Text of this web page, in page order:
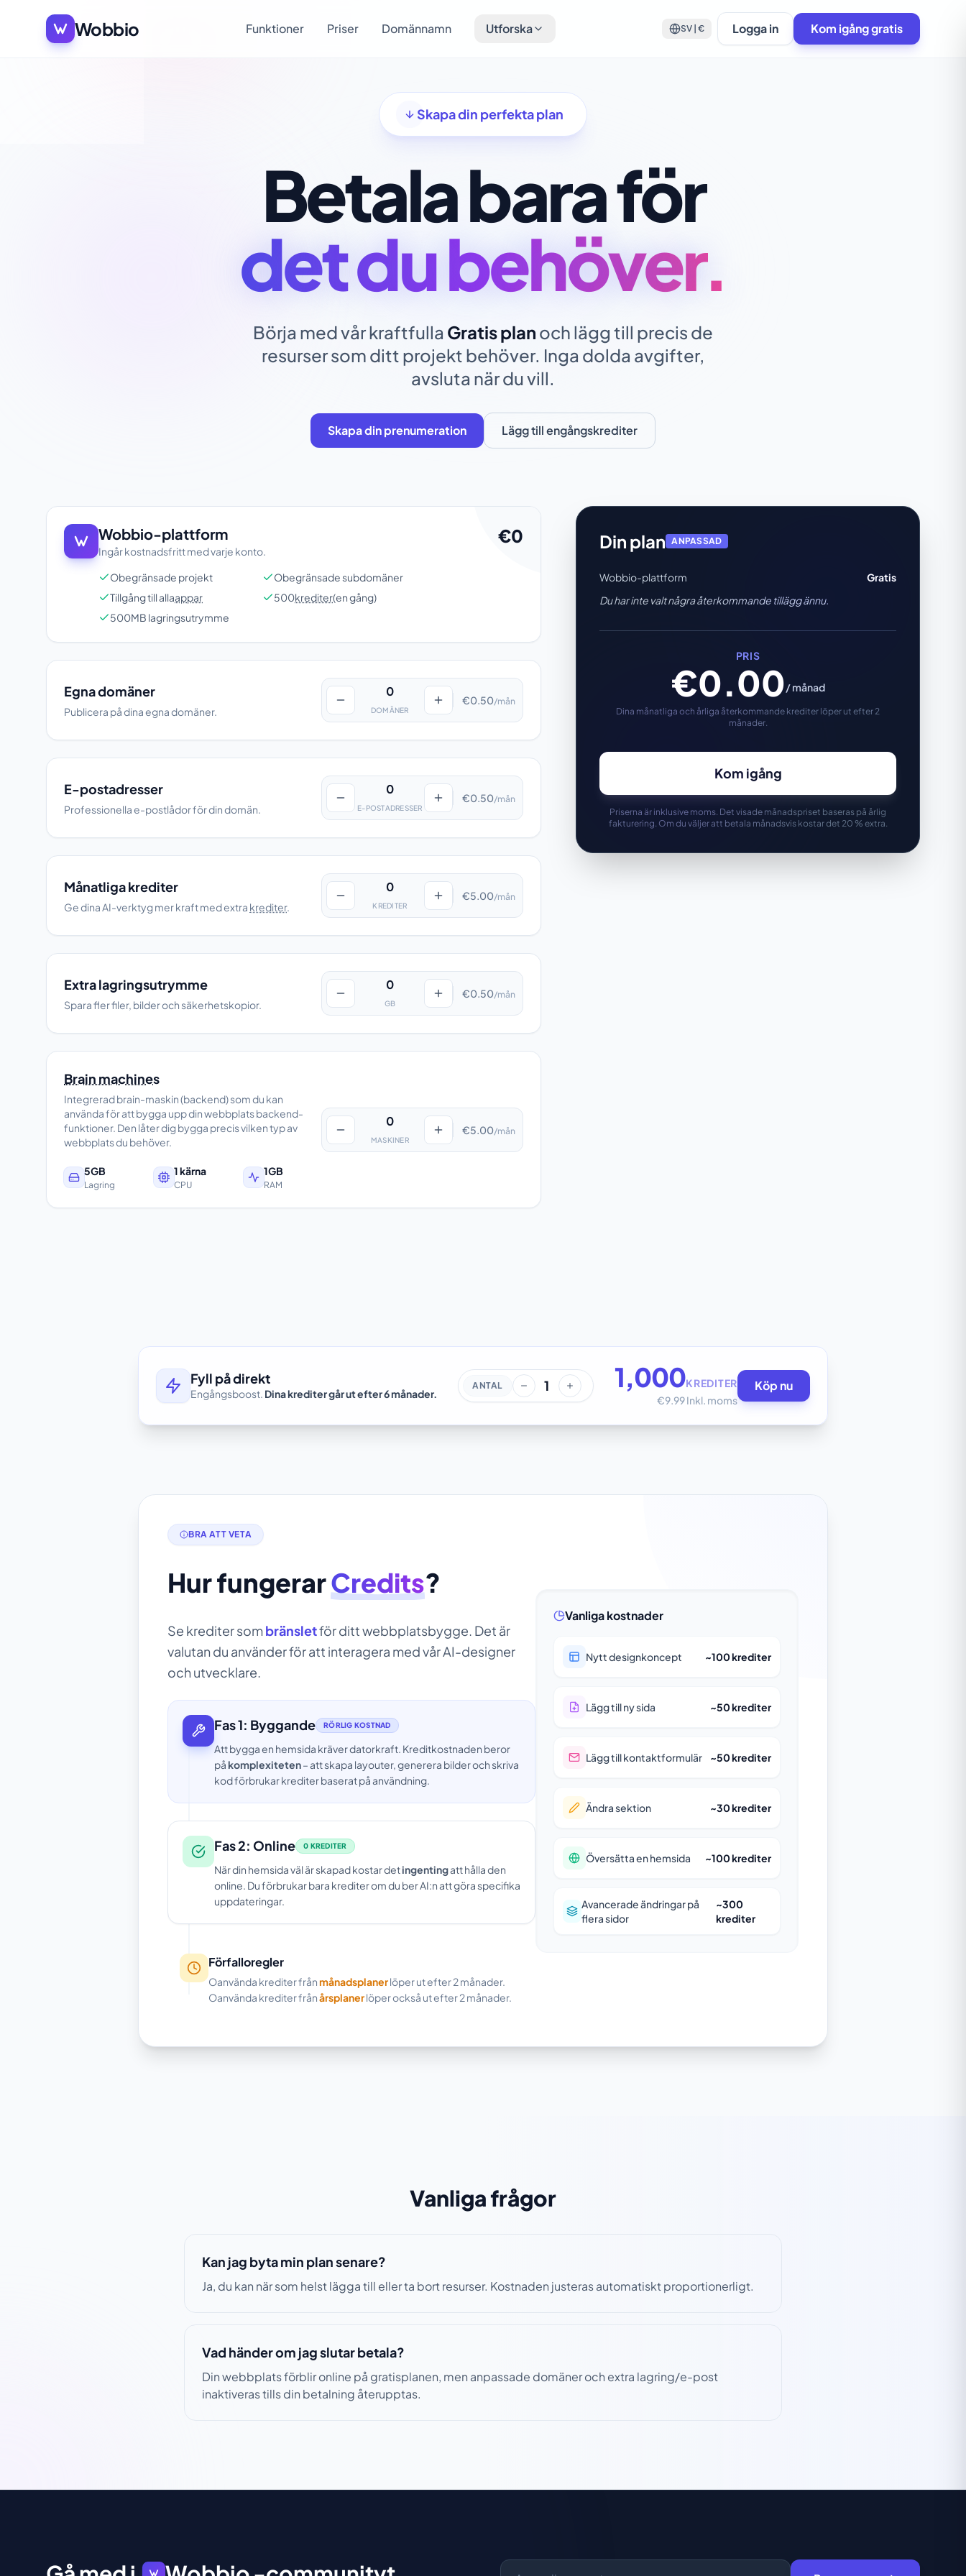
Wobbio Funktioner Priser Domännamn Utforska SV | € Logga in Kom igång gratis
Skapa din perfekta plan
Betala bara för
det du behöver.
Börja med vår kraftfulla Gratis plan och lägg till precis de
resurser som ditt projekt behöver. Inga dolda avgifter,
avsluta när du vill.
Skapa din prenumeration Lägg till engångskrediter
Wobbio-plattform
Ingår kostnadsfritt med varje konto.
Obegränsade projekt
Obegränsade subdomäner
Tillgång till allaappar 500krediter(en gång)
500MB lagringsutrymme
€0
Egna domäner
Publicera på dina egna domäner.
0
DOMÄNER
€0.50/mån
E-postadresser
Professionella e-postlådor för din domän.
0
E-POSTADRESSER
€0.50/mån
Månatliga krediter
Ge dina AI-verktyg mer kraft med extra krediter.
0
KREDITER
€5.00/mån
Extra lagringsutrymme
Spara fler filer, bilder och säkerhetskopior.
0
GB
€0.50/mån
Brain machines
Integrerad brain-maskin (backend) som du kan
använda för att bygga upp din webbplats backend-
funktioner. Den låter dig bygga precis vilken typ av
webbplats du behöver.
5GB
Lagring
1 kärna
CPU
1GB
RAM
0
MASKINER
€5.00/mån
Din plan ANPASSAD
Wobbio-plattform
Gratis
Du har inte valt några återkommande tillägg ännu.
PRIS
€0.00/ månad
Dina månatliga och årliga återkommande krediter löper ut efter 2
månader.
Kom igång
Priserna är inklusive moms. Det visade månadspriset baseras på årlig
fakturering. Om du väljer att betala månadsvis kostar det 20 % extra.
Fyll på direkt
Engångsboost. Dina krediter går ut efter 6 månader.
ANTAL 1 1,000KREDITER
€9.99 Inkl. moms
Köp nu
BRA ATT VETA
Hur fungerarCredits?
Se krediter sombränsletför ditt webbplatsbygge. Det är
valutan du använder för att interagera med vår AI-designer
och utvecklare.
Fas 1: Byggande RÖRLIG KOSTNAD
Att bygga en hemsida kräver datorkraft. Kreditkostnaden beror
påkomplexiteten– att skapa layouter, generera bilder och skriva
kod förbrukar krediter baserat på användning.
Fas 2: Online 0 KREDITER
När din hemsida väl är skapad kostar detingentingatt hålla den
online. Du förbrukar bara krediter om du ber AI:n att göra specifika
uppdateringar.
Förfalloregler
Oanvända krediter frånmånadsplanerlöper ut efter 2 månader.
Oanvända krediter frånårsplanerlöper också ut efter 2 månader.
Vanliga kostnader
Nytt designkoncept ~100 krediter
Lägg till ny sida ~50 krediter
Lägg till kontaktformulär ~50 krediter
Ändra sektion ~30 krediter
Översätta en hemsida ~100 krediter
Avancerade ändringar på
flera sidor
~300
krediter
Vanliga frågor
Kan jag byta min plan senare?
Ja, du kan när som helst lägga till eller ta bort resurser. Kostnaden justeras automatiskt proportionerligt.
Vad händer om jag slutar betala?
Din webbplats förblir online på gratisplanen, men anpassade domäner och extra lagring/e-post
inaktiveras tills din betalning återupptas.